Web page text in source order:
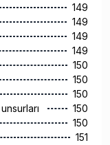
149
149
149
149
150
150
150
150
150
151